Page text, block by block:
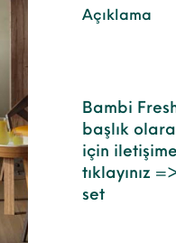
Açıklama
Bambi
başlık
için
tıklayınız
set